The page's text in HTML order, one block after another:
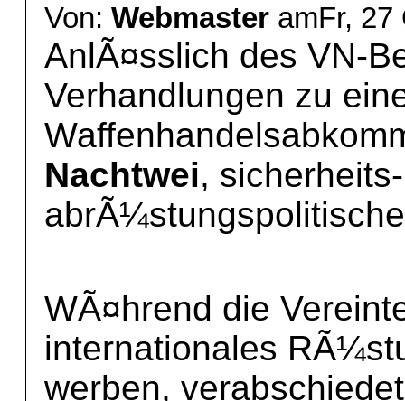
Von: Webmaster amFr, 27
AnlÃ¤sslich des VN-
Verhandlungen zu
Nachtwei,
WÃ¤hrend die
internationales
werben,